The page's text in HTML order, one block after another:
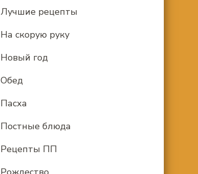
Лучшие рецепты
На скорую руку
Новый год
Обед
Пасха
Постные блюда
Рецепты ПП